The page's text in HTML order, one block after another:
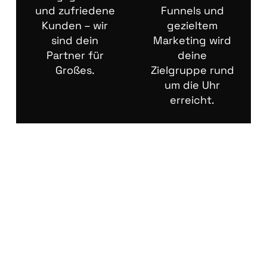
und zufriedene
Kunden – wir
sind dein
Partner für
Großes.
Funnels und
gezieltem
Marketing wird
deine
Zielgruppe rund
um die Uhr
erreicht.